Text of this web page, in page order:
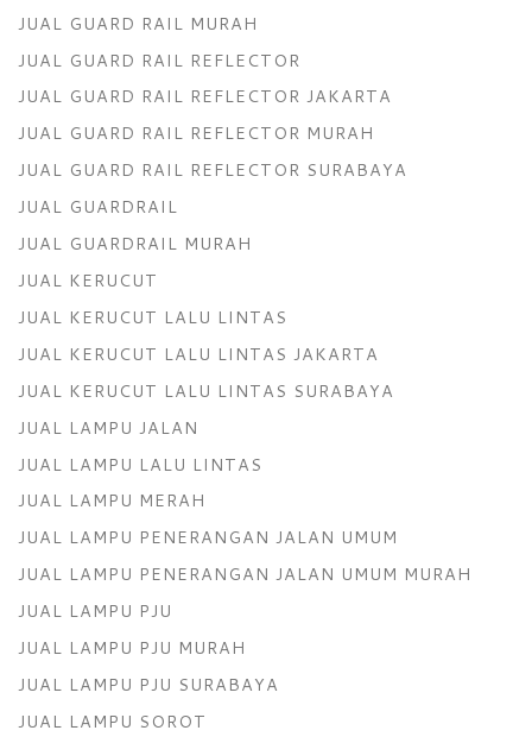
JUAL GUARD RAIL MURAH
JUAL GUARD RAIL REFLECTOR
JUAL GUARD RAIL REFLECTOR JAKARTA
JUAL GUARD RAIL REFLECTOR MURAH
JUAL GUARD RAIL REFLECTOR SURABAYA
JUAL GUARDRAIL
JUAL GUARDRAIL MURAH
JUAL KERUCUT
JUAL KERUCUT LALU LINTAS
JUAL KERUCUT LALU LINTAS JAKARTA
JUAL KERUCUT LALU LINTAS SURABAYA
JUAL LAMPU JALAN
JUAL LAMPU LALU LINTAS
JUAL LAMPU MERAH
JUAL LAMPU PENERANGAN JALAN UMUM
JUAL LAMPU PENERANGAN JALAN UMUM MURAH
JUAL LAMPU PJU
JUAL LAMPU PJU MURAH
JUAL LAMPU PJU SURABAYA
JUAL LAMPU SOROT